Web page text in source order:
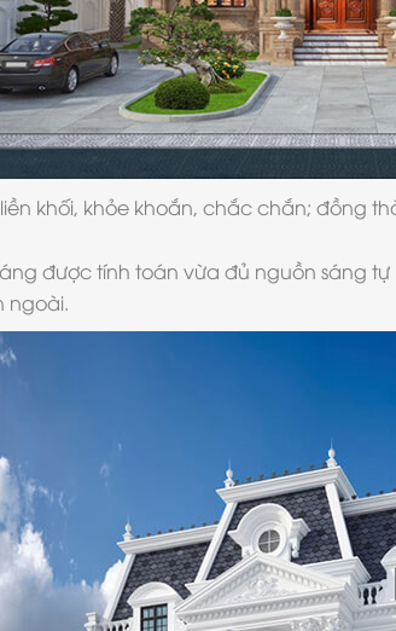
khối, khỏe khoắn, chắc chắn; đồng
được tính toán vừa đủ nguồn sáng
ngoài.